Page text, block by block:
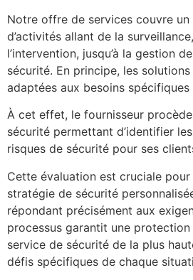
Notre offre de services couvre un
d’activités allant de la
l’intervention, jusqu’à la gestion
sécurité. En principe, les
adaptées aux besoins
À cet effet, le fournisseur
sécurité permettant d’identifier
risques de sécurité pour ses
Cette évaluation est cruciale
stratégie de sécurité
répondant précisément aux
processus garantit une
service de sécurité de la plus
défis spécifiques de chaque